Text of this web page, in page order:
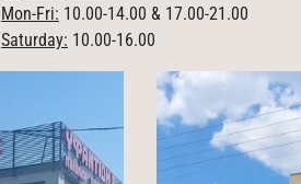
Mon-Fri: 10.00-14.00 & 17.00-21.00
Saturday: 10.00-16.00